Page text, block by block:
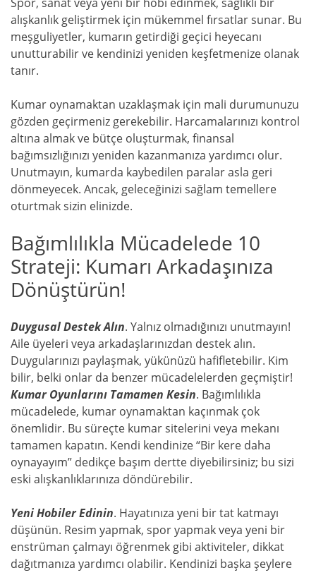
Spor, sanat veya yeni bir hobi edinmek, sağlıklı bir
alışkanlık geliştirmek için mükemmel fırsatlar sunar. Bu
meşguliyetler, kumarın getirdiği geçici heyecanı
unutturabilir ve kendinizi yeniden keşfetmenize olanak
tanır.
Kumar oynamaktan uzaklaşmak için mali durumunuzu
gözden geçirmeniz gerekebilir. Harcamalarınızı kontrol
altına almak ve bütçe oluşturmak, finansal
bağımsızlığınızı yeniden kazanmanıza yardımcı olur.
Unutmayın, kumarda kaybedilen paralar asla geri
dönmeyecek. Ancak, geleceğinizi sağlam temellere
oturtmak sizin elinizde.
Bağımlılıkla Mücadelede 10
Strateji: Kumarı Arkadaşınıza
Dönüştürün!
Duygusal Destek Alın. Yalnız olmadığınızı unutmayın!
Aile üyeleri veya arkadaşlarınızdan destek alın.
Duygularınızı paylaşmak, yükünüzü hafifletebilir. Kim
bilir, belki onlar da benzer mücadelelerden geçmiştir!
Kumar Oyunlarını Tamamen Kesin. Bağımlılıkla
mücadelede, kumar oynamaktan kaçınmak çok
önemlidir. Bu süreçte kumar sitelerini veya mekanı
tamamen kapatın. Kendi kendinize “Bir kere daha
oynayayım” dedikçe başım dertte diyebilirsiniz; bu sizi
eski alışkanlıklarınıza döndürebilir.
Yeni Hobiler Edinin. Hayatınıza yeni bir tat katmayı
düşünün. Resim yapmak, spor yapmak veya yeni bir
enstrüman çalmayı öğrenmek gibi aktiviteler, dikkat
dağıtmanıza yardımcı olabilir. Kendinizi başka şeylere